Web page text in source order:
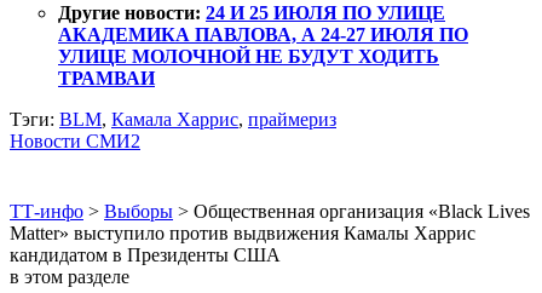
Другие новости: 24 И 25 ИЮЛЯ ПО УЛИЦЕ
АКАДЕМИКА ПАВЛОВА, А 24-27 ИЮЛЯ ПО
УЛИЦЕ МОЛОЧНОЙ НЕ БУДУТ ХОДИТЬ
ТРАМВАИ
Тэги: BLM, Камала Харрис, праймериз
Новости СМИ2
ТТ-инфо > Выборы > Общественная организация «Black Lives
Matter» выступило против выдвижения Камалы Харрис
кандидатом в Президенты США
в этом разделе